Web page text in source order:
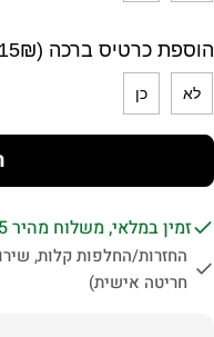
הוספת כרטיס ברכה (15₪)
לא כן
זמין במלאי, משלוח מהיר 1-5 ימי עסקים לכל הארץ.
החזרות/החלפות קלות,
חריטה אישית)